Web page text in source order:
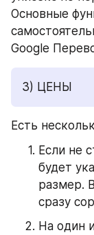
Основные
Google
3) ЦЕНЫ
Есть
Если не
будет
размер.
сразу
На один